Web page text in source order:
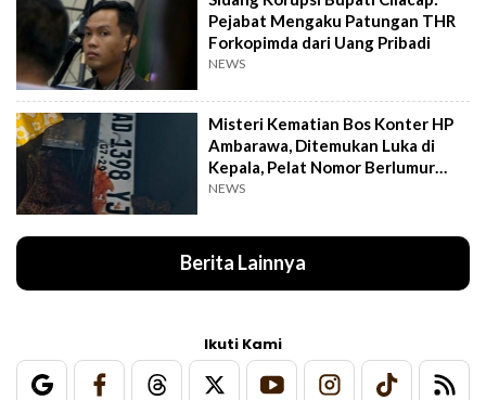
Pejabat Mengaku Patungan THR
Forkopimda dari Uang Pribadi
NEWS
Misteri Kematian Bos Konter HP
Ambarawa, Ditemukan Luka di
Kepala, Pelat Nomor Berlumur
Darah
NEWS
Berita Lainnya
Ikuti Kami